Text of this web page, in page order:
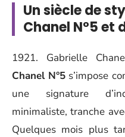
Un siècle de
Chanel N°5 et
1921. Gabrielle
Chanel N°5 s’impose
une signature
minimaliste, tranche
Quelques mois plus